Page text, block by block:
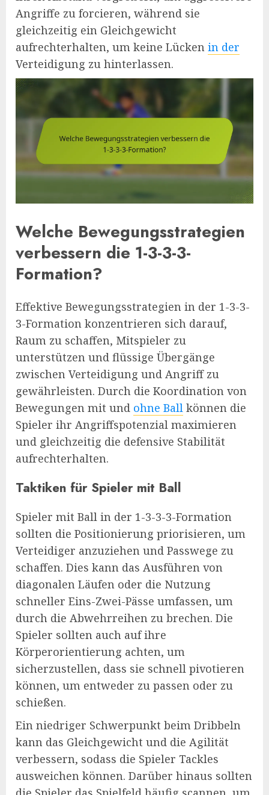
Angriffe zu forcieren, während sie
gleichzeitig ein Gleichgewicht
aufrechterhalten, um keine Lücken in der
Verteidigung zu hinterlassen.
Welche Bewegungsstrategien
verbessern die 1-3-3-3-
Formation?
Effektive Bewegungsstrategien in der 1-3-3-
3-Formation konzentrieren sich darauf,
Raum zu schaffen, Mitspieler zu
unterstützen und flüssige Übergänge
zwischen Verteidigung und Angriff zu
gewährleisten. Durch die Koordination von
Bewegungen mit und ohne Ball können die
Spieler ihr Angriffspotenzial maximieren
und gleichzeitig die defensive Stabilität
aufrechterhalten.
Taktiken für Spieler mit Ball
Spieler mit Ball in der 1-3-3-3-Formation
sollten die Positionierung priorisieren, um
Verteidiger anzuziehen und Passwege zu
schaffen. Dies kann das Ausführen von
diagonalen Läufen oder die Nutzung
schneller Eins-Zwei-Pässe umfassen, um
durch die Abwehrreihen zu brechen. Die
Spieler sollten auch auf ihre
Körperorientierung achten, um
sicherzustellen, dass sie schnell pivotieren
können, um entweder zu passen oder zu
schießen.
Ein niedriger Schwerpunkt beim Dribbeln
kann das Gleichgewicht und die Agilität
verbessern, sodass die Spieler Tackles
ausweichen können. Darüber hinaus sollten